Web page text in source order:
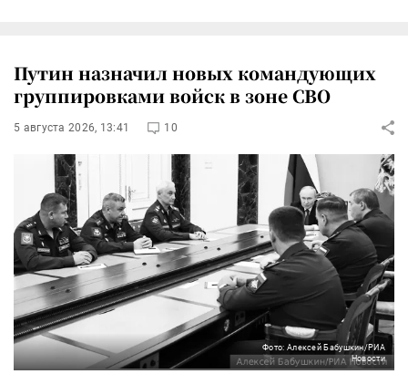
Путин назначил новых командующих
группировками войск в зоне СВО
5 августа 2026, 13:41 10
Фото: Алексей Бабушкин/РИА
Новости